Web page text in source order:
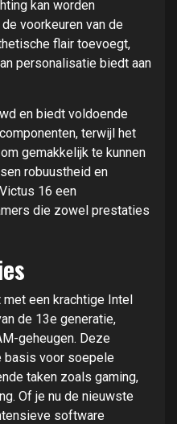
kan worden
voorkeuren van de
flair toevoegt,
personalisatie biedt aan
en biedt voldoende
terwijl het
gemakkelijk te kunnen
robuustheid en
16 een
die zowel prestaties
een krachtige Intel
de 13e generatie,
geheugen. Deze
basis voor soepele
taken zoals gaming,
Of je nu de nieuwste
software